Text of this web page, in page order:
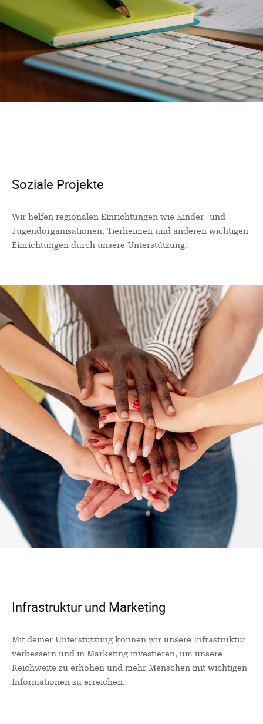
Soziale Projekte
Wir helfen regionalen Einrichtungen wie Kinder- und
Jugendorganisationen, Tierheimen und anderen wichtigen
Einrichtungen durch unsere Unterstützung.
Infrastruktur und Marketing
Mit deiner Unterstützung können wir unsere Infrastruktur
verbessern und in Marketing investieren, um unsere
Reichweite zu erhöhen und mehr Menschen mit wichtigen
Informationen zu erreichen.